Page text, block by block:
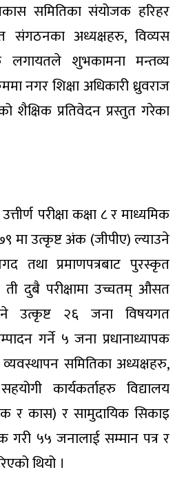
समितिका संयोजक हरिहर
संगठनका अध्यक्षहरु, विव्यस
लगायतले शुभकामना मन्तव्य
नगर शिक्षा अधिकारी ध्रुवराज
शैक्षिक प्रतिवेदन प्रस्तुत गरेका
परीक्षा कक्षा ८ र माध्यमिक
मा उत्कृष्ट अंक (जीपीए) ल्याउने
तथा प्रमाणपत्रबाट पुरस्कृत
ती दुबै परीक्षामा उच्चतम् औसत
उत्कृष्ट २६ जना विषयगत
गर्ने ५ जना प्रधानाध्यापक
समितिका अध्यक्षहरु,
कार्यकर्ताहरु विद्यालय
र कास) र सामुदायिक सिकाइ
गरी ५५ जनालाई सम्मान पत्र र
थियो ।